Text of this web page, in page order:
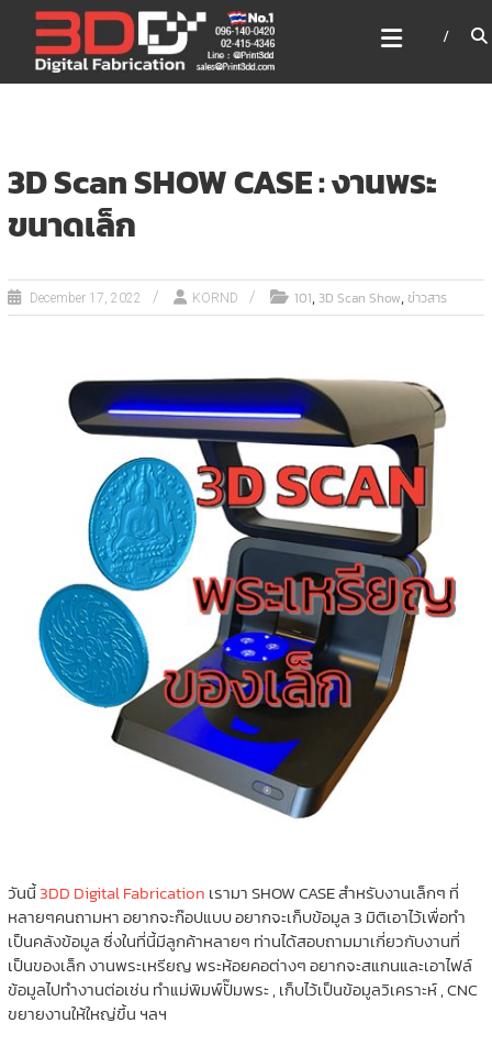
content
3DD DIGITAL FABRICATION
เครื่องพิมพ์3มิติ สแกนเนอร์
เลเซอร์
3D Scan SHOW CASE : งานพระ
ขนาดเล็ก
December 17, 2022 KORND 101,3D Scan Show,ข่าวสาร
วันนี้3DD Digital Fabrication เรามา SHOW CASE สำหรับงานเล็กๆ ที่
หลายๆคนถามหา อยากจะก๊อปแบบ อยากจะเก็บข้อมูล 3 มิติเอาไว้เพื่อทำ
เป็นคลังข้อมูล ซึ่งในที่นี้มีลูกค้าหลายๆ ท่านได้สอบถามมาเกี่ยวกับงานที่
เป็นของเล็ก งานพระเหรียญ พระห้อยคอต่างๆ อยากจะสแกนและเอาไฟล์
ข้อมูลไปทำงานต่อเช่น ทำแม่พิมพ์ปั๊มพระ , เก็บไว้เป็นข้อมูลวิเคราะห์ , CNC
ขยายงานให้ใหญ่ขึ้น ฯลฯ